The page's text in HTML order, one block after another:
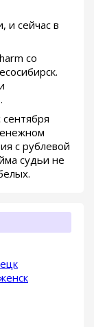
и сейчас в
со
с рублевой
судьи не